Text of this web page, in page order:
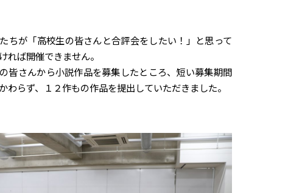
ちが「高校生の皆さんと合評会をしたい！」と思って
れば開催できません。
皆さんから小説作品を募集したところ、短い募集期間
わらず、１２作もの作品を提出していただきました。